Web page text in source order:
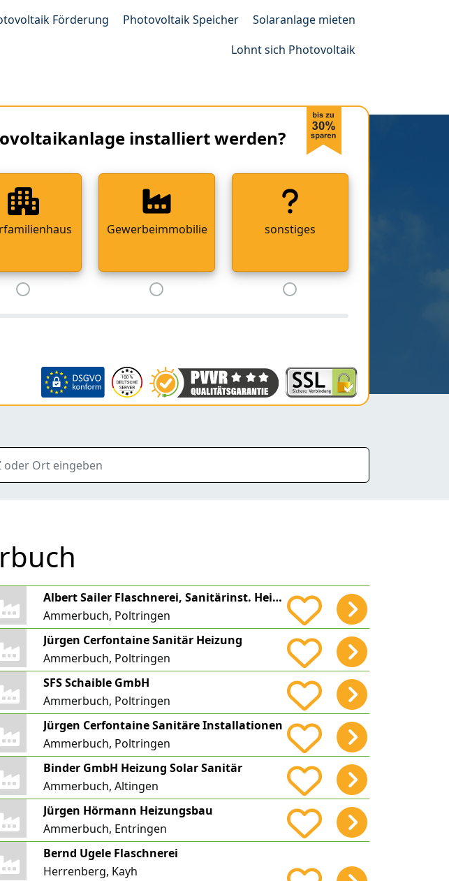
Förderung Photovoltaik Speicher
Solaranlage mieten
Lohnt sich Photovoltaik
installiert werden?
Gewerbeimmobilie sonstiges
eingeben
Albert Sailer Flaschnerei, Sanitärinst. Heizungsbau, Solaranlagen
Ammerbuch, Poltringen
Jürgen Cerfontaine Sanitär Heizung
Ammerbuch, Poltringen
SFS Schaible GmbH
Ammerbuch, Poltringen
Jürgen Cerfontaine Sanitäre Installationen
Ammerbuch, Poltringen
Binder GmbH Heizung Solar Sanitär
Ammerbuch, Altingen
Jürgen Hörmann Heizungsbau
Ammerbuch, Entringen
Bernd Ugele Flaschnerei
Herrenberg, Kayh